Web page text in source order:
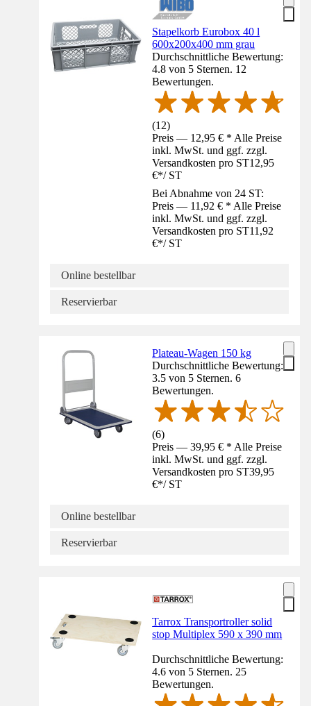
Stapelkorb Eurobox 40 l
600x200x400 mm grau
Durchschnittliche Bewertung:
4.8 von 5 Sternen. 12
Bewertungen.
(12)
Preis — 12,95 € * Alle Preise
inkl. MwSt. und ggf. zzgl.
Versandkosten pro ST12,95
€*/ ST
Bei Abnahme von 24 ST:
Preis — 11,92 € * Alle Preise
inkl. MwSt. und ggf. zzgl.
Versandkosten pro ST11,92
€*/ ST
Online bestellbar
Reservierbar
Plateau-Wagen 150 kg
Durchschnittliche Bewertung:
3.5 von 5 Sternen. 6
Bewertungen.
(6)
Preis — 39,95 € * Alle Preise
inkl. MwSt. und ggf. zzgl.
Versandkosten pro ST39,95
€*/ ST
Online bestellbar
Reservierbar
Tarrox Transportroller solid
stop Multiplex 590 x 390 mm
Durchschnittliche Bewertung:
4.6 von 5 Sternen. 25
Bewertungen.